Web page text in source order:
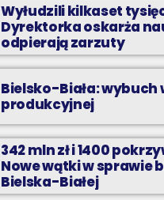
Wyłudzili kilkaset
Dyrektorka oskarża
odpierają zarzuty
Bielsko-Biała: wybuch
produkcyjnej
342 mln zł i 1400
Nowe wątki w sprawie
Bielska-Białej